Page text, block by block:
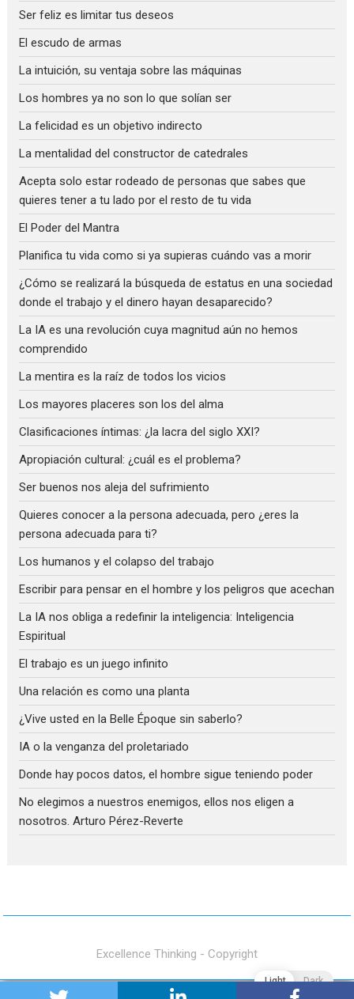
Ser feliz es limitar tus deseos
El escudo de armas
La intuición, su ventaja sobre las máquinas
Los hombres ya no son lo que solían ser
La felicidad es un objetivo indirecto
La mentalidad del constructor de catedrales
Acepta solo estar rodeado de personas que sabes que
quieres tener a tu lado por el resto de tu vida
El Poder del Mantra
Planifica tu vida como si ya supieras cuándo vas a morir
¿Cómo se realizará la búsqueda de estatus en una sociedad
donde el trabajo y el dinero hayan desaparecido?
La IA es una revolución cuya magnitud aún no hemos
comprendido
La mentira es la raíz de todos los vicios
Los mayores placeres son los del alma
Clasificaciones íntimas: ¿la lacra del siglo XXI?
Apropiación cultural: ¿cuál es el problema?
Ser buenos nos aleja del sufrimiento
Quieres conocer a la persona adecuada, pero ¿eres la
persona adecuada para ti?
Los humanos y el colapso del trabajo
Escribir para pensar en el hombre y los peligros que acechan
La IA nos obliga a redefinir la inteligencia: Inteligencia
Espiritual
El trabajo es un juego infinito
Una relación es como una planta
¿Vive usted en la Belle Époque sin saberlo?
IA o la venganza del proletariado
Donde hay pocos datos, el hombre sigue teniendo poder
No elegimos a nuestros enemigos, ellos nos eligen a
nosotros. Arturo Pérez-Reverte
Excellence Thinking - Copyright
Light Dark